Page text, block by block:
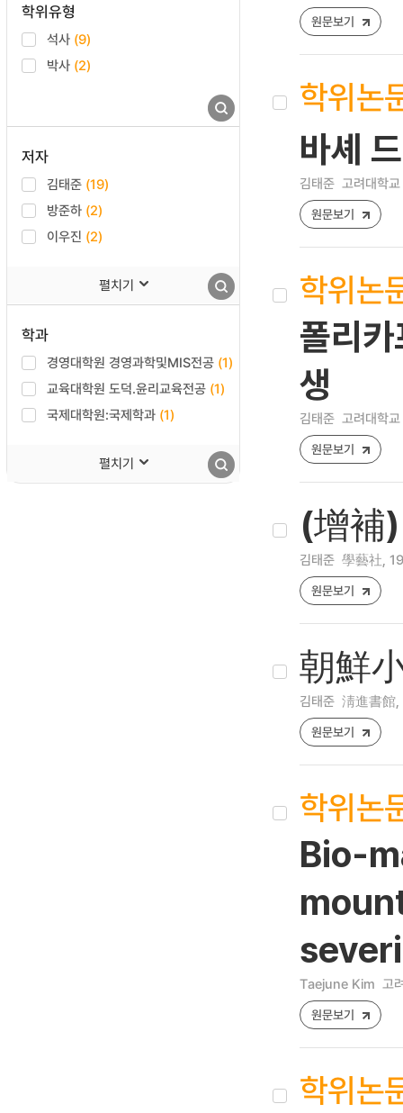
학위유형
석사 (9)
박사 (2)
저자
김태준 (19)
방준하 (2)
이우진 (2)
펼치기
학과
경영대학원 경영과학및MIS전공 (1)
교육대학원 도덕.윤리교육전공 (1)
국제대학원:국제학과 (1)
펼치기
원문보기
학위논
바셰
김태준 고려대학
원문보기
학위논
폴리
생
김태준 고려대학
원문보기
(增補
김태준 學藝社,
원문보기
朝鮮
김태준 淸進書館
원문보기
학위논
Bio-
Taejune Kim 고
원문보기
학위논